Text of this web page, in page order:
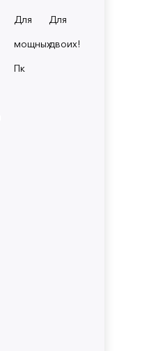
Для
мощных
Пк
Для
двоих!